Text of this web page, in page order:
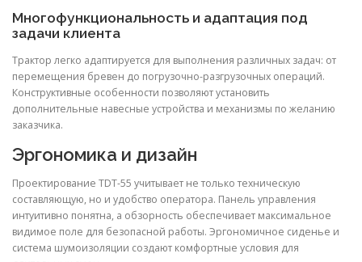
Многофункциональность и адаптация под
задачи клиента
Трактор легко адаптируется для выполнения различных задач: от
перемещения бревен до погрузочно-разгрузочных операций.
Конструктивные особенности позволяют установить
дополнительные навесные устройства и механизмы по желанию
заказчика.
Эргономика и дизайн
Проектирование TDT-55 учитывает не только техническую
составляющую, но и удобство оператора. Панель управления
интуитивно понятна, а обзорность обеспечивает максимальное
видимое поле для безопасной работы. Эргономичное сиденье и
система шумоизоляции создают комфортные условия для